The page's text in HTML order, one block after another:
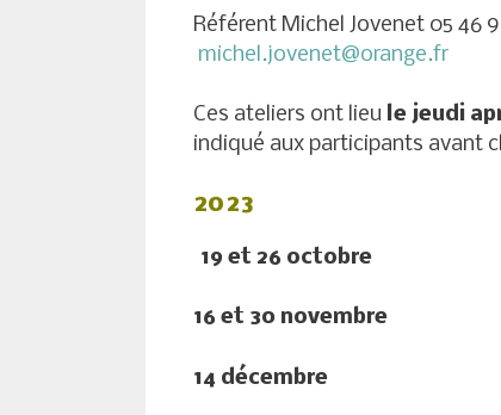
Référent Michel Jovenet 05 46
michel.jovenet@orange.fr
Ces ateliers ont lieu le jeudi
indiqué aux participants avant
2023
19 et 26 octobre
16 et 30 novembre
14 décembre